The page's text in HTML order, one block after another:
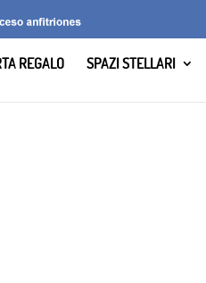
REGALO SPAZI STELLARI